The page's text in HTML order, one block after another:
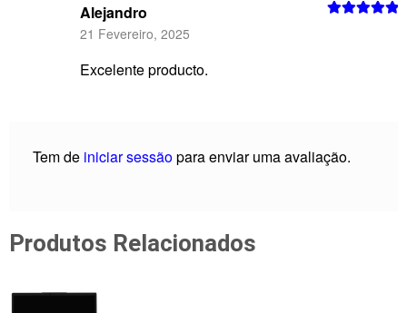
Alejandro
21 Fevereiro, 2025
Excelente producto.
Tem de iniciar sessãopara enviar uma avaliação.
Produtos Relacionados